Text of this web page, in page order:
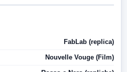
FabLab (replica)
Nouvelle Vouge (Film)